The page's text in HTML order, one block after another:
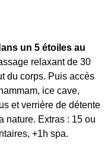
un 5 étoiles au
relaxant de 30
du corps. Puis accès
ice cave,
et verrière de détente
nature. Extras : 15 ou
+1h spa.